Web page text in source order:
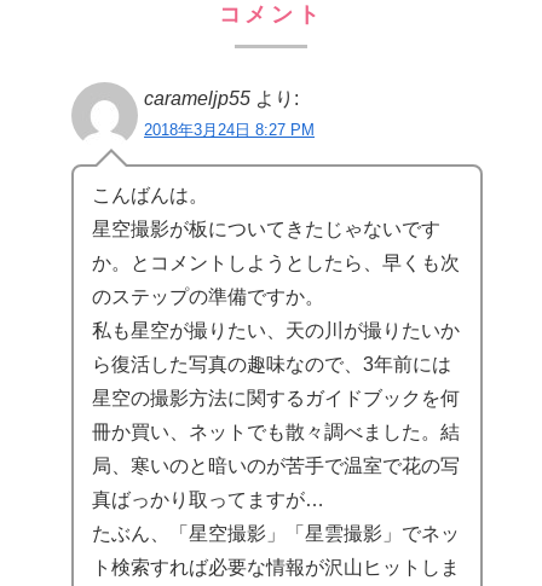
コメント
carameljp55 より:
2018年3月24日 8:27 PM
こんばんは。
星空撮影が板についてきたじゃないです
か。とコメントしようとしたら、早くも次
のステップの準備ですか。
私も星空が撮りたい、天の川が撮りたいか
ら復活した写真の趣味なので、3年前には
星空の撮影方法に関するガイドブックを何
冊か買い、ネットでも散々調べました。結
局、寒いのと暗いのが苦手で温室で花の写
真ばっかり取ってますが…
たぶん、「星空撮影」「星雲撮影」でネッ
ト検索すれば必要な情報が沢山ヒットしま